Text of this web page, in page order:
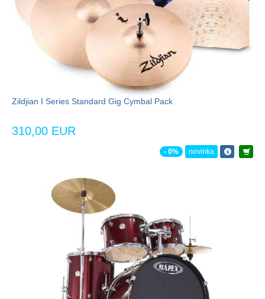
Zildjian I Series Standard Gig Cymbal Pack
310,00 EUR
- 0% novinka